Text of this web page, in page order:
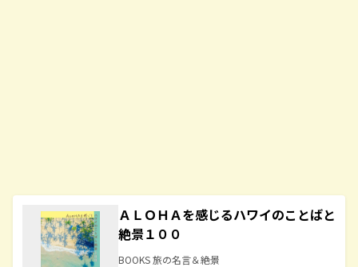
ＡＬＯＨＡを感じるハワイのことばと
絶景１００
BOOKS 旅の名言＆絶景